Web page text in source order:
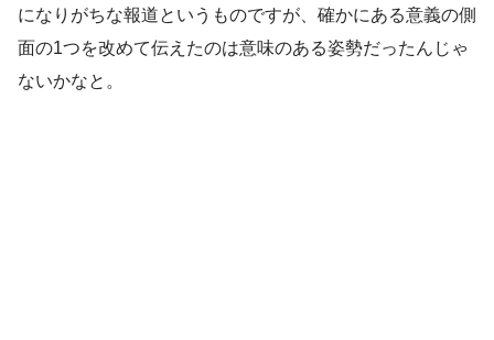
になりがちな報道というものですが、確かにある意義の側
面の1つを改めて伝えたのは意味のある姿勢だったんじゃ
ないかなと。